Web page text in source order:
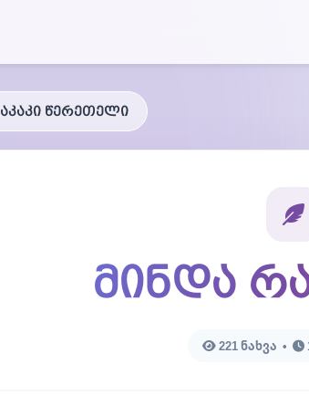
აკაკი წერეთელი
მინდა
221 ნახვა •